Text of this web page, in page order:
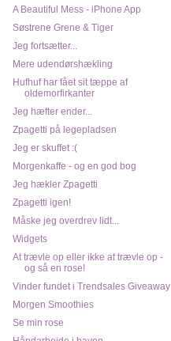
A Beautiful Mess - iPhone App
Søstrene Grene & Tiger
Jeg fortsætter...
Mere udendørshækling
Hufhuf har fået sit tæppe af
oldemorfirkanter
Jeg hæfter ender...
Zpagetti på legepladsen
Jeg er skuffet :(
Morgenkaffe - og en god bog
Jeg hækler Zpagetti
Zpagetti igen!
Måske jeg overdrev lidt...
Widgets
At trævle op eller ikke at trævle op -
og så en rose!
Vinder fundet i Trendsales Giveaway
Morgen Smoothies
Se min rose